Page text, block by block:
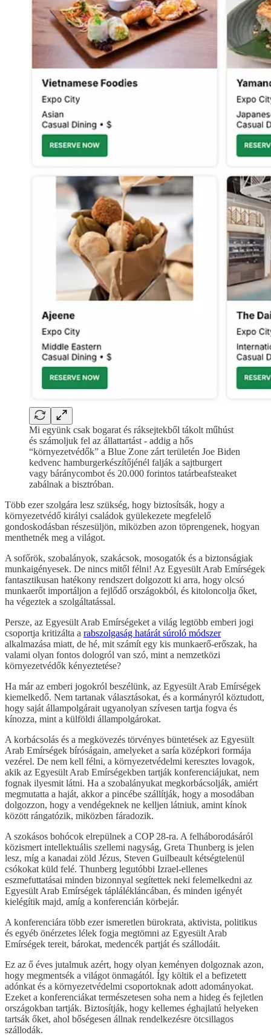
Mi együnk csak bogarat és ráksejtekből tákolt műhúst
és számoljuk fel az állattartást - addig a hős
“környezetvédők” a Blue Zone zárt területén Joe Biden
kedvenc hamburgerkészítőjénél falják a sajtburgert
vagy báránycombot és 20.000 forintos tatárbeafsteaket
zabálnak a bisztróban.
Több ezer szolgára lesz szükség, hogy biztosítsák, hogy a
környezetvédő királyi családok gyülekezete megfelelő
gondoskodásban részesüljön, miközben azon töprengenek, hogyan
menthetnék meg a világot.
A sofőrök, szobalányok, szakácsok, mosogatók és a biztonságiak
munkaigényesek. De nincs mitől félni! Az Egyesült Arab Emírségek
fantasztikusan hatékony rendszert dolgozott ki arra, hogy olcsó
munkaerőt importáljon a fejlődő országokból, és kitoloncolja őket,
ha végeztek a szolgáltatással.
Persze, az Egyesült Arab Emírségeket a világ legtöbb emberi jogi
csoportja kritizálta a rabszolgaság határát súroló módszer
alkalmazása miatt, de hé, mit számít egy kis munkaerő-erőszak, ha
valami olyan fontos dologról van szó, mint a nemzetközi
környezetvédők kényeztetése?
Ha már az emberi jogokról beszélünk, az Egyesült Arab Emírségek
kiemelkedő. Nem tartanak választásokat, és a kormányról köztudott,
hogy saját állampolgárait ugyanolyan szívesen tartja fogva és
kínozza, mint a külföldi állampolgárokat.
A korbácsolás és a megkövezés törvényes büntetések az Egyesült
Arab Emírségek bíróságain, amelyeket a saría középkori formája
vezérel. De nem kell félni, a környezetvédelmi keresztes lovagok,
akik az Egyesült Arab Emírségekben tartják konferenciájukat, nem
fognak ilyesmit látni. Ha a szobalányukat megkorbácsolják, amiért
megmutatta a haját, akkor a pincébe szállítják, hogy a mosodában
dolgozzon, hogy a vendégeknek ne kelljen látniuk, amint kínok
között rángatózik, miközben fáradozik.
A szokásos bohócok elrepülnek a COP 28-ra. A felháborodásáról
közismert intellektuális szellemi nagyság, Greta Thunberg is jelen
lesz, míg a kanadai zöld Jézus, Steven Guilbeault kétségtelenül
csókokat küld felé. Thunberg legutóbbi Izrael-ellenes
eszmefuttatásai minden bizonnyal segítettek neki felemelkedni az
Egyesült Arab Emírségek táplálékláncában, és minden igényét
kielégítik majd, amíg a konferencián körbejár.
A konferenciára több ezer ismeretlen bürokrata, aktivista, politikus
és egyéb önérzetes lélek fogja megtömni az Egyesült Arab
Emírségek tereit, bárokat, medencék partját és szállodáit.
Ez az ő éves jutalmuk azért, hogy olyan keményen dolgoznak azon,
hogy megmentsék a világot önmagától. Így költik el a befizetett
adónkat és a környezetvédelmi csoportoknak adott adományokat.
Ezeket a konferenciákat természetesen soha nem a hideg és fejletlen
országokban tartják. Biztosítják, hogy kellemes éghajlatú helyeken
tartsák őket, ahol bőségesen állnak rendelkezésre ötcsillagos
szállodák.